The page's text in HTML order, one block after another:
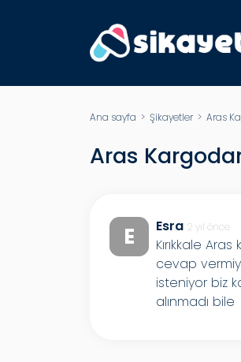
Ana sayfa > Şikayetler> Aras
Aras
E Esra 2 yıl önce
Kırıkkale
cevap
isteniyor biz
alınmadı bile